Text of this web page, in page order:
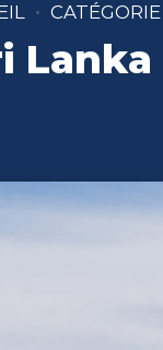
CATÉGORIE
Lanka